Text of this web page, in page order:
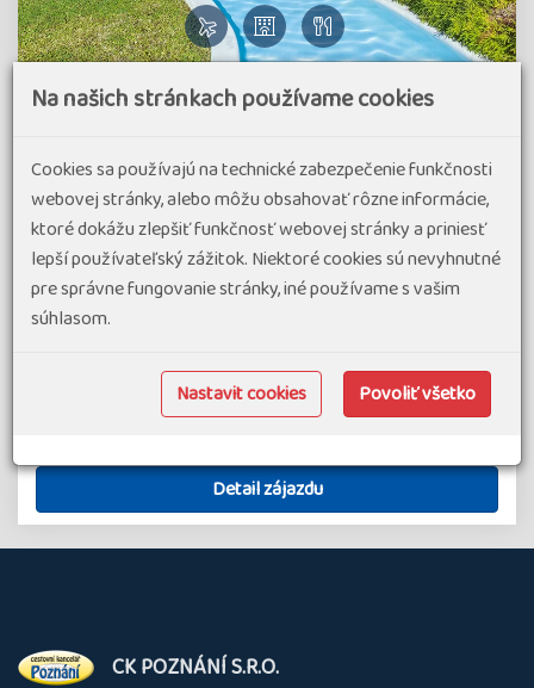
Pohoda na ostrově Nosy Be - království
lemurů na Madagaskaru
Chcete utéct před chladnými dny, které nás v tomto období
čekají a přemýšlíte kam vyrazit? Poleťte na ostrov Nosy
Be na Madagaskaru. Ostrov vůní, jak se tomuto místu
často přezdívá, vás přivítá příjemnými letními teplotami a
bohatým vyžitím…
#Dovolenka v exotike
od3 472 €
Detail zájazdu
O CK POZNÁNÍ S.R.O.
Na našich stránkach používame cookies
Cookies sa používajú na technické zabezpečenie funkčnosti
webovej stránky, alebo môžu obsahovať rôzne informácie,
ktoré dokážu zlepšiť funkčnosť webovej stránky a priniesť
lepší používateľský zážitok. Niektoré cookies sú nevyhnutné
pre správne fungovanie stránky, iné používame s vašim
súhlasom.
Nastavit cookies Povoliť všetko